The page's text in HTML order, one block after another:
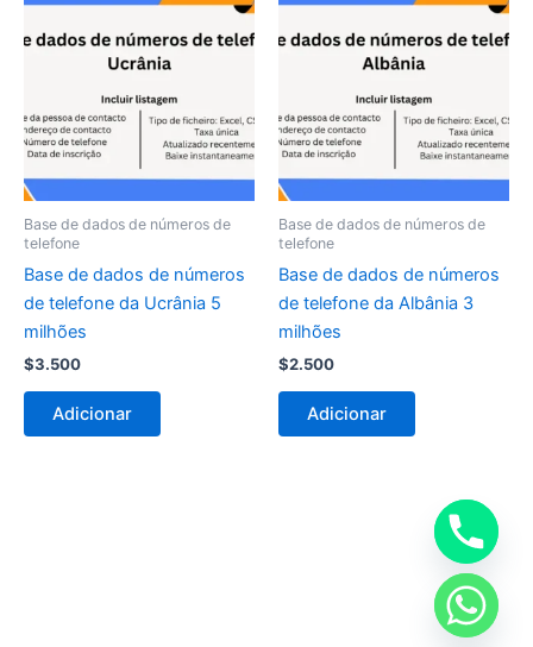
Base de dados de números de
telefone
Base de dados de números
de telefone da Ucrânia 5
milhões
$3.500
Adicionar
Base de dados de números de
telefone
Base de dados de números
de telefone da Albânia 3
milhões
$2.500
Adicionar